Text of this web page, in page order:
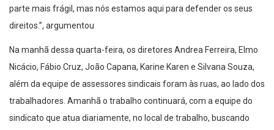
parte mais frágil, mas nós estamos aqui para defender os seus
direitos.”, argumentou
Na manhã dessa quarta-feira, os diretores Andrea Ferreira, Elmo
Nicácio, Fábio Cruz, João Capana, Karine Karen e Silvana Souza,
além da equipe de assessores sindicais foram às ruas, ao lado dos
trabalhadores. Amanhã o trabalho continuará, com a equipe do
sindicato que atua diariamente, no local de trabalho, buscando